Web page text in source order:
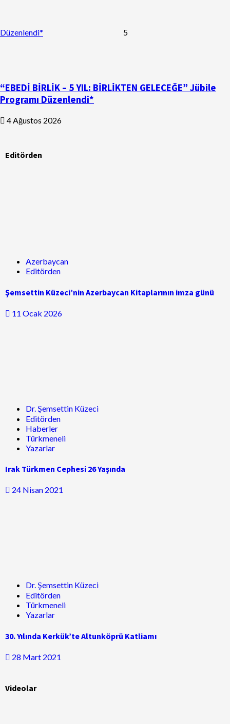
Düzenlendi* 5
“EBEDİ BİRLİK – 5 YIL: BİRLİKTEN GELECEĞE” Jübile
Programı Düzenlendi*
4 Ağustos 2026
Editörden
Azerbaycan
Editörden
Şemsettin Küzeci’nin Azerbaycan Kitaplarının imza günü
11 Ocak 2026
Dr. Şemsettin Küzeci
Editörden
Haberler
Türkmeneli
Yazarlar
Irak Türkmen Cephesi 26 Yaşında
24 Nisan 2021
Dr. Şemsettin Küzeci
Editörden
Türkmeneli
Yazarlar
30. Yılında Kerkük’te Altunköprü Katliamı
28 Mart 2021
Videolar